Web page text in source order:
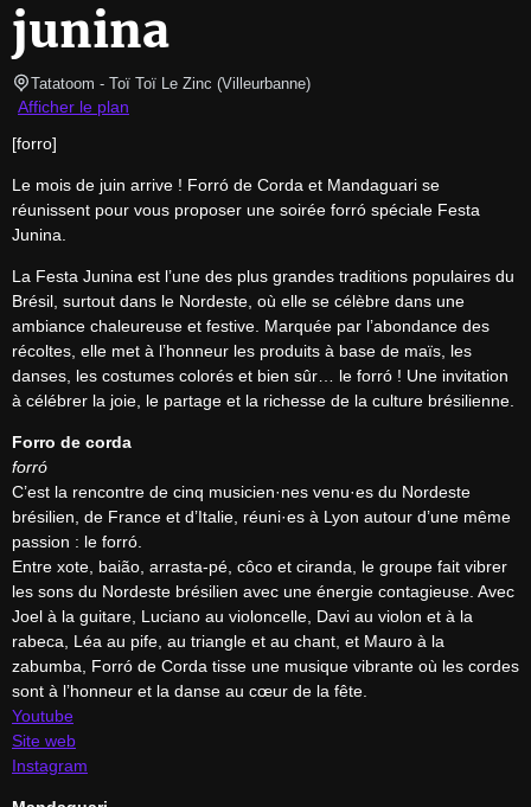
junina
Tatatoom - Toï Toï Le Zinc (Villeurbanne)
Afficher le plan
[forro]
Le mois de juin arrive ! Forró de Corda et Mandaguari se
réunissent pour vous proposer une soirée forró spéciale Festa
Junina.
La Festa Junina est l’une des plus grandes traditions populaires du
Brésil, surtout dans le Nordeste, où elle se célèbre dans une
ambiance chaleureuse et festive. Marquée par l’abondance des
récoltes, elle met à l’honneur les produits à base de maïs, les
danses, les costumes colorés et bien sûr… le forró ! Une invitation
à célébrer la joie, le partage et la richesse de la culture brésilienne.
Forro de corda
forró
C’est la rencontre de cinq musicien·nes venu·es du Nordeste
brésilien, de France et d’Italie, réuni·es à Lyon autour d’une même
passion : le forró.
Entre xote, baião, arrasta-pé, côco et ciranda, le groupe fait vibrer
les sons du Nordeste brésilien avec une énergie contagieuse. Avec
Joel à la guitare, Luciano au violoncelle, Davi au violon et à la
rabeca, Léa au pife, au triangle et au chant, et Mauro à la
zabumba, Forró de Corda tisse une musique vibrante où les cordes
Youtube
Site web
Instagram